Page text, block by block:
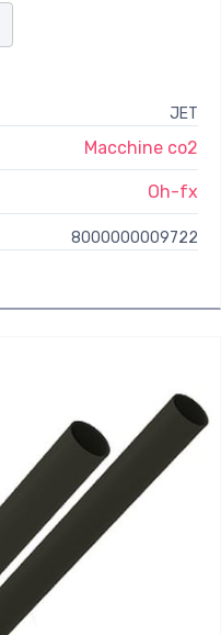
JET
Macchine co2
Oh-fx
8000000009722